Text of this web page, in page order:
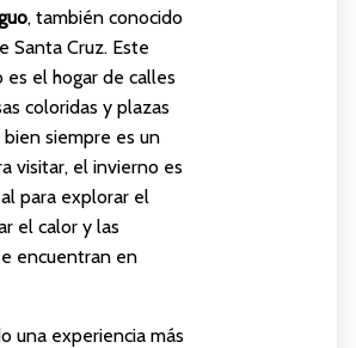
, también conocido
Santa Cruz. Este
el hogar de calles
coloridas y plazas
siempre es un
visitar, el invierno es
para explorar el
el calor y las
encuentran en
una experiencia más